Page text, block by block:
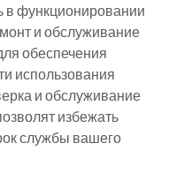
в функционировании
и обслуживание
обеспечения
использования
и обслуживание
избежать
службы вашего